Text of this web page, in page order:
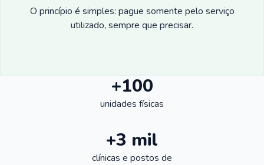
O princípio é simples: pague somente pelo serviço
utilizado, sempre que precisar.
+100
unidades físicas
+3 mil
clínicas e postos de